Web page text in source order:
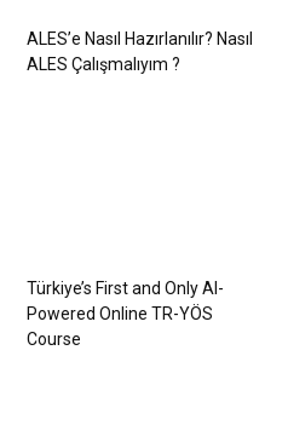
ALES’e Nasıl Hazırlanılır? Nasıl
ALES Çalışmalıyım ?
Türkiye’s First and Only AI-
Powered Online TR-YÖS
Course